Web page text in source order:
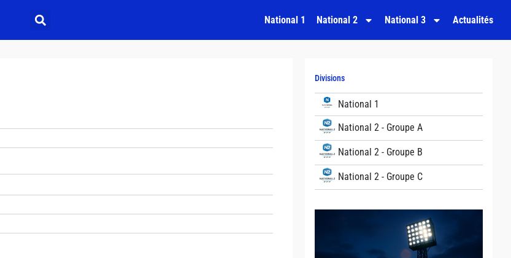
National 1 National 2 National 3 Actualités
Divisions
National 1
National 2 - Groupe A
National 2 - Groupe B
National 2 - Groupe C